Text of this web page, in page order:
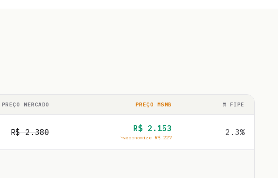
PREÇO MERCADO PREÇO MSMB % FIPE
R$2.380 R$ 2.153
economize R$ 227
2.3%